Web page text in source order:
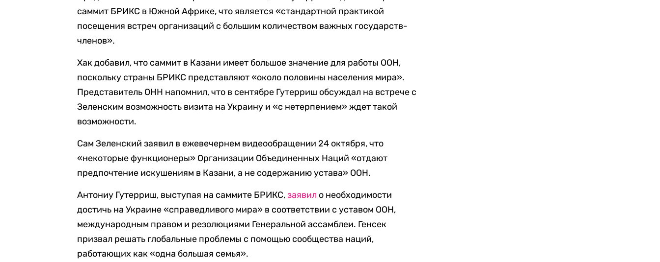
саммит БРИКС в Южной Африке, что является «стандартной практикой
посещения встреч организаций с большим количеством важных государств-
членов».
Хак добавил, что саммит в Казани имеет большое значение для работы ООН,
поскольку страны БРИКС представляют «около половины населения мира».
Представитель ОНН напомнил, что в сентябре Гутерриш обсуждал на встрече с
Зеленским возможность визита на Украину и «с нетерпением» ждет такой
возможности.
Сам Зеленский заявил в ежевечернем видеообращении 24 октября, что
«некоторые функционеры» Организации Объединенных Наций «отдают
предпочтение искушениям в Казани, а не содержанию устава» ООН.
Антониу Гутерриш, выступая на саммите БРИКС,заявил о необходимости
достичь на Украине «справедливого мира» в соответствии с уставом ООН,
международным правом и резолюциями Генеральной ассамблеи. Генсек
призвал решать глобальные проблемы с помощью сообщества наций,
работающих как «одна большая семья».